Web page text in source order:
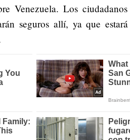
Venezuela. Los ciudadanos
seguros allí, ya que